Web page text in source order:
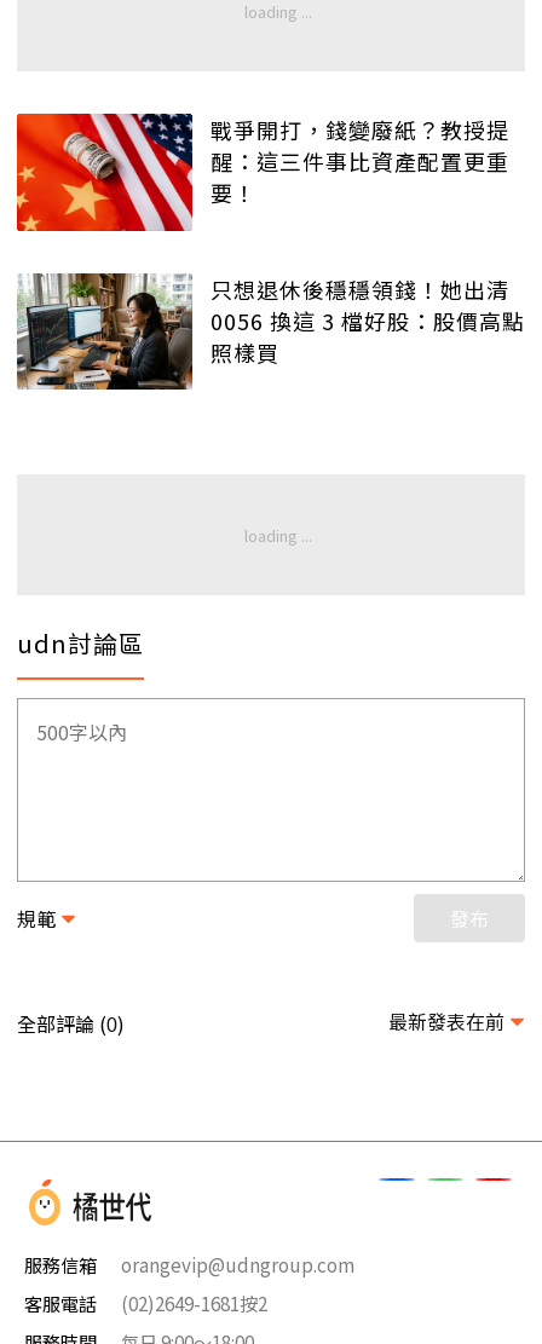
戰爭開打，錢變廢紙？教授提
醒：這三件事比資產配置更重
要！
只想退休後穩穩領錢！她出清
0056 換這 3 檔好股：股價高點
照樣買
udn討論區
規範 發布
全部評論 (0) 最新發表在前
服務信箱
orangevip@udngroup.com
客服電話
(02)2649-1681按2